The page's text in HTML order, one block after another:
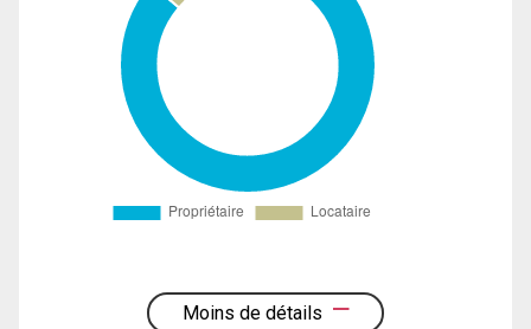
Moins de détails